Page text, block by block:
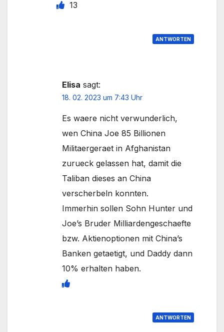
13
ANTWORTEN
Elisa sagt:
18. 02. 2023 um 7:43 Uhr
Es waere nicht verwunderlich,
wen China Joe 85 Billionen
Militaergeraet in Afghanistan
zurueck gelassen hat, damit die
Taliban dieses an China
verscherbeln konnten.
Immerhin sollen Sohn Hunter und
Joe’s Bruder Milliardengeschaefte
bzw. Aktienoptionen mit China’s
Banken getaetigt, und Daddy dann
10% erhalten haben.
ANTWORTEN